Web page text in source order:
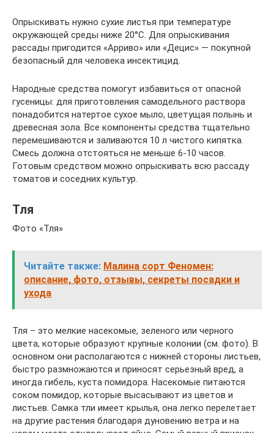
Опрыскивать нужно сухие листья при температуре
окружающей среды ниже 20°С. Для опрыскивания
рассады пригодится «Арриво» или «Децис» — покупной
безопасный для человека инсектицид.
Народные средства помогут избавиться от опасной
гусеницы: для приготовления самодельного раствора
понадобится натертое сухое мыло, цветущая полынь и
древесная зола. Все компоненты средства тщательно
перемешиваются и заливаются 10 л чистого кипятка.
Смесь должна отстояться не меньше 6-10 часов.
Готовым средством можно опрыскивать всю рассаду
томатов и соседних культур.
Тля
Фото «Тля»
Читайте также: Малина сорт Феномен:
описание, фото, отзывы, секреты посадки и
ухода
Тля – это мелкие насекомые, зеленого или черного
цвета, которые образуют крупные колонии (см. фото). В
основном они располагаются с нижней стороны листьев,
быстро размножаются и приносят серьезный вред, а
иногда гибель, куста помидора. Насекомые питаются
соком помидор, которые высасывают из цветов и
листьев. Самка тли имеет крылья, она легко перелетает
на другие растения благодаря дуновению ветра и на